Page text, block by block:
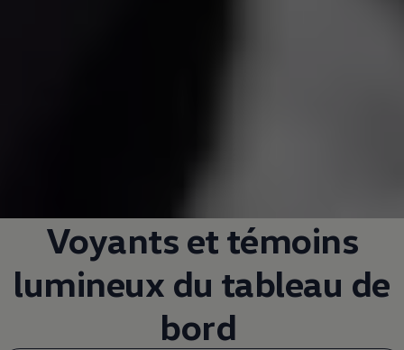
Voyants et témoins
lumineux du tableau de
bord